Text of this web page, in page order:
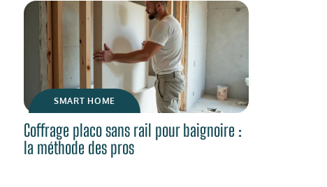
SMART HOME
Coffrage placo sans rail pour baignoire :
la méthode des pros